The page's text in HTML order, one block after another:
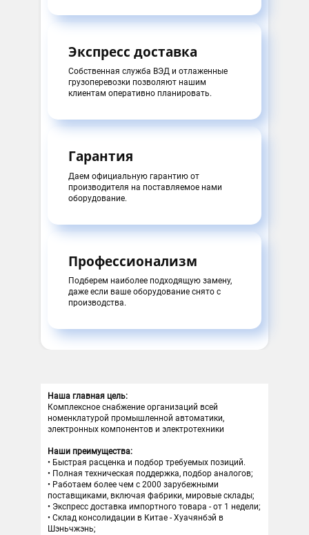
Специализированный инструмент
Термопластавтоматы (ТПА)
Экспресс доставка
Собственная служба ВЭД и отлаженные
грузоперевозки позволяют нашим
клиентам оперативно планировать.
Гарантия
Даем официальную гарантию от
производителя на поставляемое нами
оборудование.
Профессионализм
Подберем наиболее подходящую замену,
даже если ваше оборудование снято с
производства.
Наша главная цель:
Комплексное снабжение организаций всей
номенклатурой промышленной автоматики,
электронных компонентов и электротехники
Наши преимущества:
Быстрая расценка и подбор требуемых позиций.
Полная техническая поддержка, подбор аналогов;
Работаем более чем с 2000 зарубежными
поставщиками, включая фабрики, мировые склады;
Экспресс доставка импортного товара - от 1 недели;
Склад консолидации в Китае - Хуачянбэй в
Шэньчжэнь;